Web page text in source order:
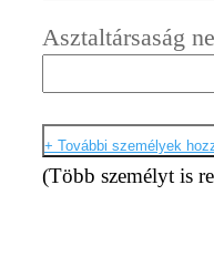
Asztaltársaság
+ További személyek
(Több személyt is